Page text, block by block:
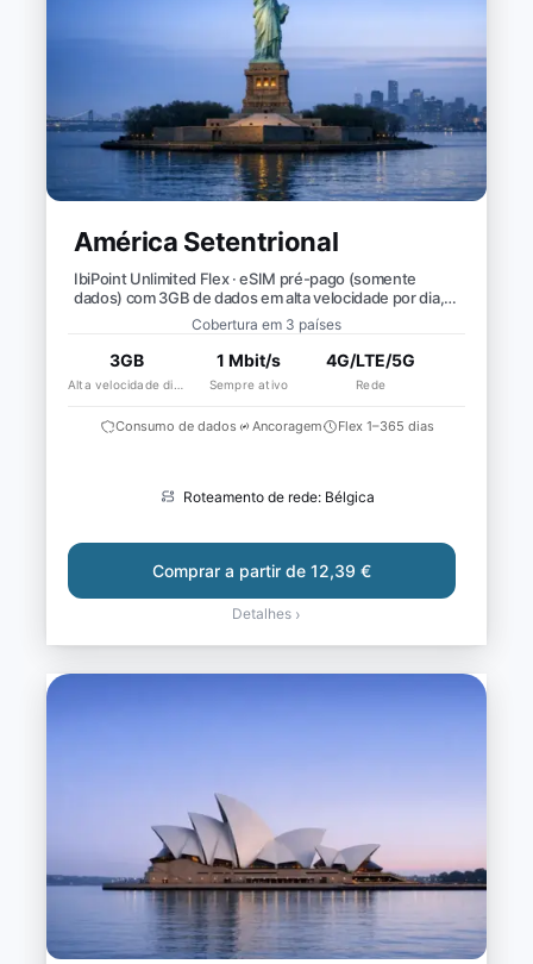
América Setentrional
IbiPoint Unlimited Flex · eSIM pré-pago (somente
dados) com 3GB de dados em alta velocidade por dia,
depois velocidade reduzida para ~1 Mbit/s*
Cobertura em 3 países
3GB 1 Mbit/s
Sempre ativo
4G/LTE/5G
Rede
Consumo de dados Ancoragem Flex 1–365 dias
Roteamento de rede: Bélgica
Comprar a partir de 12,39 €
Detalhes ›